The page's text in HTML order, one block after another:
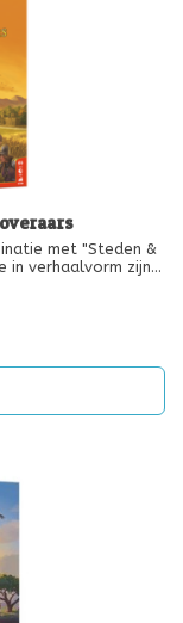
met "Steden &
in verhaalvorm zijn